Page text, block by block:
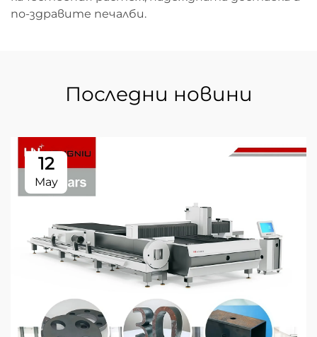
по-здравите печалби.
Последни новини
12
May